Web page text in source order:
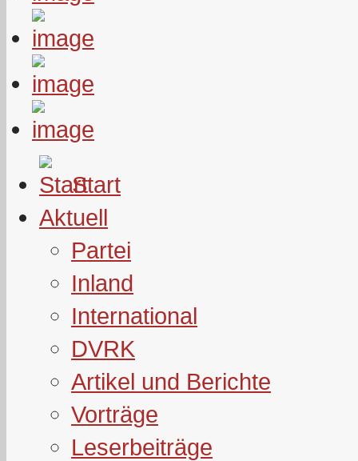
Start
Aktuell
Partei
Inland
International
DVRK
Artikel und Berichte
Vorträge
Leserbeiträge